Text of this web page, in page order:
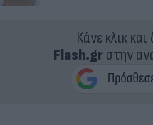
Κάνε κλικ
Flash.grστην